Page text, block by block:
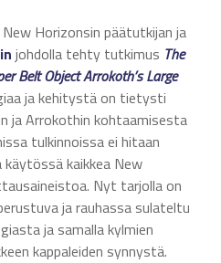
Horizonsin päätutkijan ja
johdolla tehty tutkimus The
Belt Object Arrokoth’s Large
ja kehitystä on tietysti
ja Arrokothin kohtaamisesta
tulkinnoissa ei hitaan
kaikkea New
Nyt tarjolla on
ja rauhassa sulateltu
ja samalla kylmien
kappaleiden synnystä.